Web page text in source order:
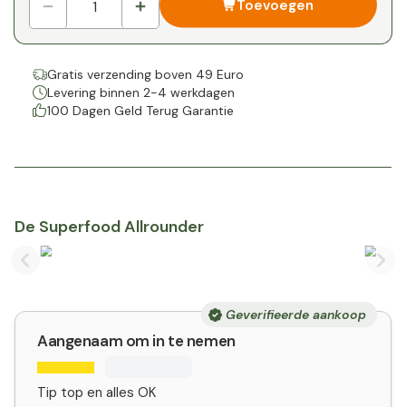
Toevoegen
Gratis verzending boven 49 Euro
Levering binnen 2-4 werkdagen
100 Dagen Geld Terug Garantie
De Superfood Allrounder
Previous slide
Geverifieerde aankoop
Aangenaam om in te nemen
Tip top en alles OK